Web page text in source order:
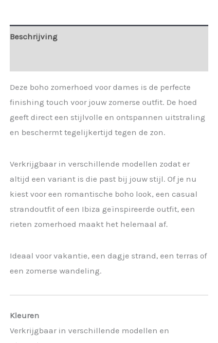
Beschrijving
Deze boho zomerhoed voor dames is de perfecte
finishing touch voor jouw zomerse outfit. De hoed
geeft direct een stijlvolle en ontspannen uitstraling
en beschermt tegelijkertijd tegen de zon.
Verkrijgbaar in verschillende modellen zodat er
altijd een variant is die past bij jouw stijl. Of je nu
kiest voor een romantische boho look, een casual
strandoutfit of een Ibiza geïnspireerde outfit, een
rieten zomerhoed maakt het helemaal af.
Ideaal voor vakantie, een dagje strand, een terras of
een zomerse wandeling.
Kleuren
Verkrijgbaar in verschillende modellen en